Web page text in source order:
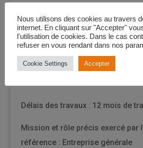
Programme et lieu de l’opération :
l’usine Alstom à Séméac
Identité et coordonnées du maître
Délais des travaux : 12 mois de
Mission et rôle précis exercé par
référence : Entreprise générale
Nous utilisons des cookies au travers
internet. En cliquant sur "Accepter"
l'utilisation de cookies. Dans le cas
refuser en vous rendant dans nos
Cookie Settings Accepter